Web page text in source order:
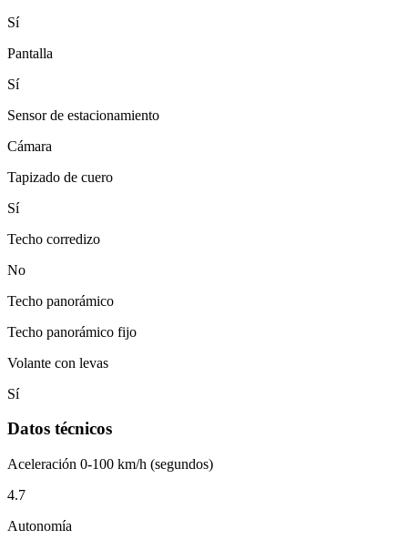
Sí
Pantalla
Sí
Sensor de estacionamiento
Cámara
Tapizado de cuero
Sí
Techo corredizo
No
Techo panorámico
Techo panorámico fijo
Volante con levas
Sí
Datos técnicos
Aceleración 0-100 km/h (segundos)
4.7
Autonomía